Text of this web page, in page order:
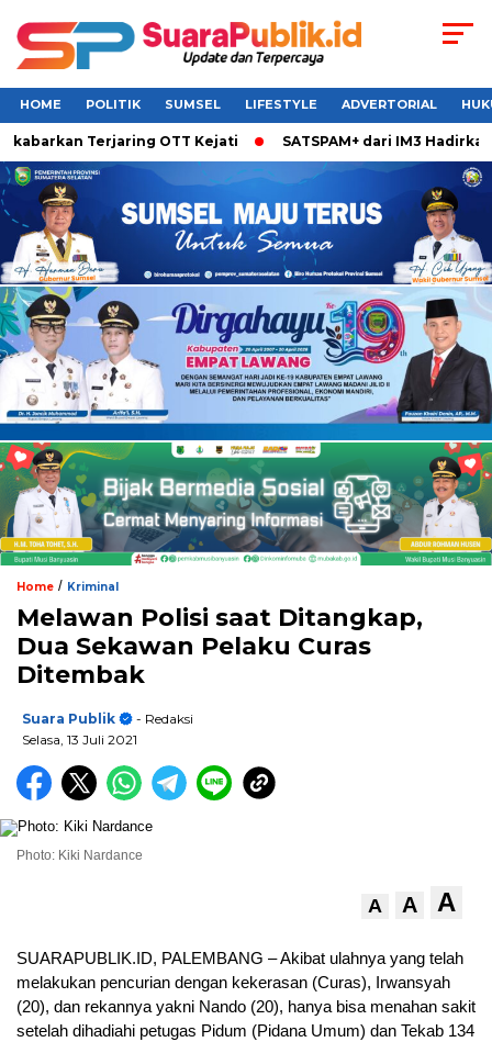
HOME POLITIK SUMSEL LIFESTYLE ADVERTORIAL
Terjaring OTT Kejati SATSPAM+ dari IM3 Hadirkan
Home / Kriminal
Melawan Polisi saat Ditangkap,
Dua Sekawan Pelaku Curas
Ditembak
Suara Publik
- Redaksi
Selasa, 13 Juli 2021
Photo: Kiki Nardance
A A A
SUARAPUBLIK.ID, PALEMBANG – Akibat ulahnya yang telah
melakukan pencurian dengan kekerasan (Curas), Irwansyah
(20), dan rekannya yakni Nando (20), hanya bisa menahan sakit
setelah dihadiahi petugas Pidum (Pidana Umum) dan Tekab 134